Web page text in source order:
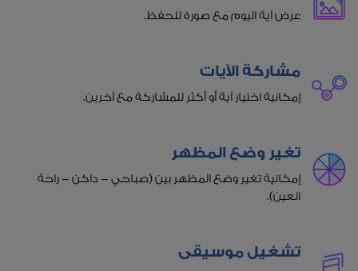
عرض آية اليوم مع صورة للحفظ.
مشاركة الآيات
إمكانية اختيار آية أو أكثر للمشاركة مع آخرين.
تغير وضع المظهر
إمكانية تغير وضع المظهر بين (صباحي - داكن - راحة
العين).
تشغيل موسيقى